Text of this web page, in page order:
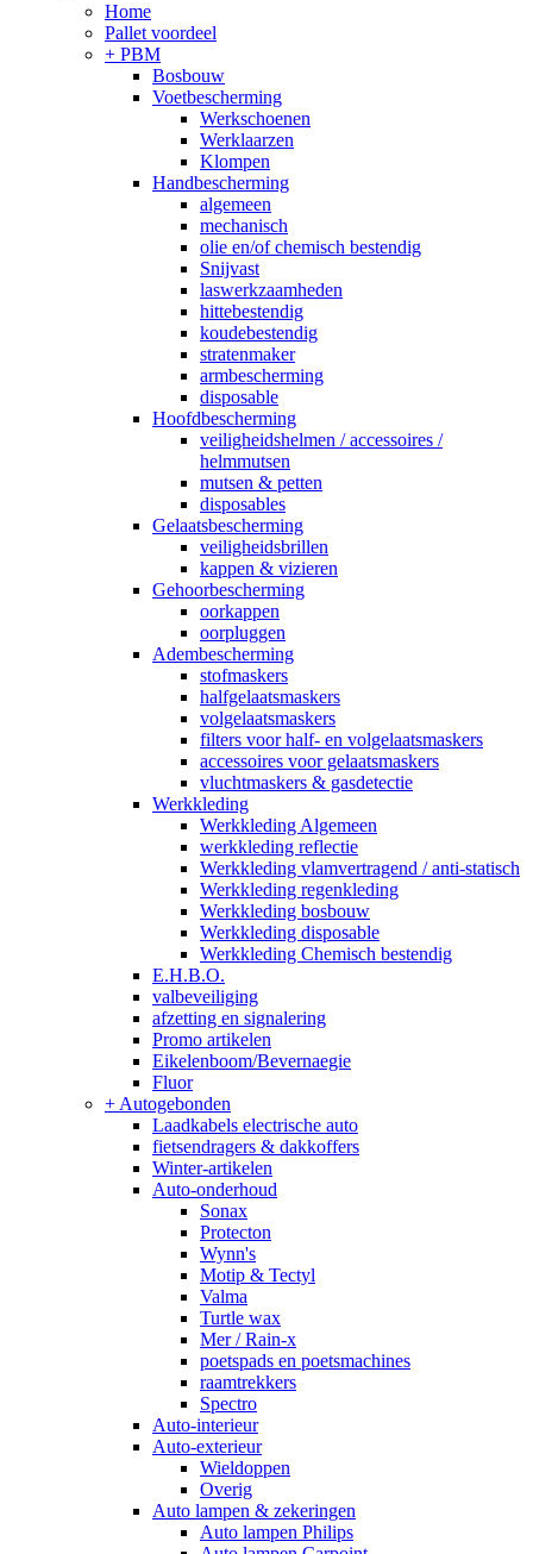
Home
Pallet voordeel
+ PBM
Bosbouw
Voetbescherming
Werkschoenen
Werklaarzen
Klompen
Handbescherming
algemeen
mechanisch
olie en/of chemisch bestendig
Snijvast
laswerkzaamheden
hittebestendig
koudebestendig
stratenmaker
armbescherming
disposable
Hoofdbescherming
veiligheidshelmen / accessoires /
helmmutsen
mutsen & petten
disposables
Gelaatsbescherming
veiligheidsbrillen
kappen & vizieren
Gehoorbescherming
oorkappen
oorpluggen
Adembescherming
stofmaskers
halfgelaatsmaskers
volgelaatsmaskers
filters voor half- en volgelaatsmaskers
accessoires voor gelaatsmaskers
vluchtmaskers & gasdetectie
Werkkleding
Werkkleding Algemeen
werkkleding reflectie
Werkkleding vlamvertragend / anti-statisch
Werkkleding regenkleding
Werkkleding bosbouw
Werkkleding disposable
Werkkleding Chemisch bestendig
E.H.B.O.
valbeveiliging
afzetting en signalering
Promo artikelen
Eikelenboom/Bevernaegie
Fluor
+ Autogebonden
Laadkabels electrische auto
fietsendragers & dakkoffers
Winter-artikelen
Auto-onderhoud
Sonax
Protecton
Wynn's
Motip & Tectyl
Valma
Turtle wax
Mer / Rain-x
poetspads en poetsmachines
raamtrekkers
Spectro
Auto-interieur
Auto-exterieur
Wieldoppen
Overig
Auto lampen & zekeringen
Auto lampen Philips